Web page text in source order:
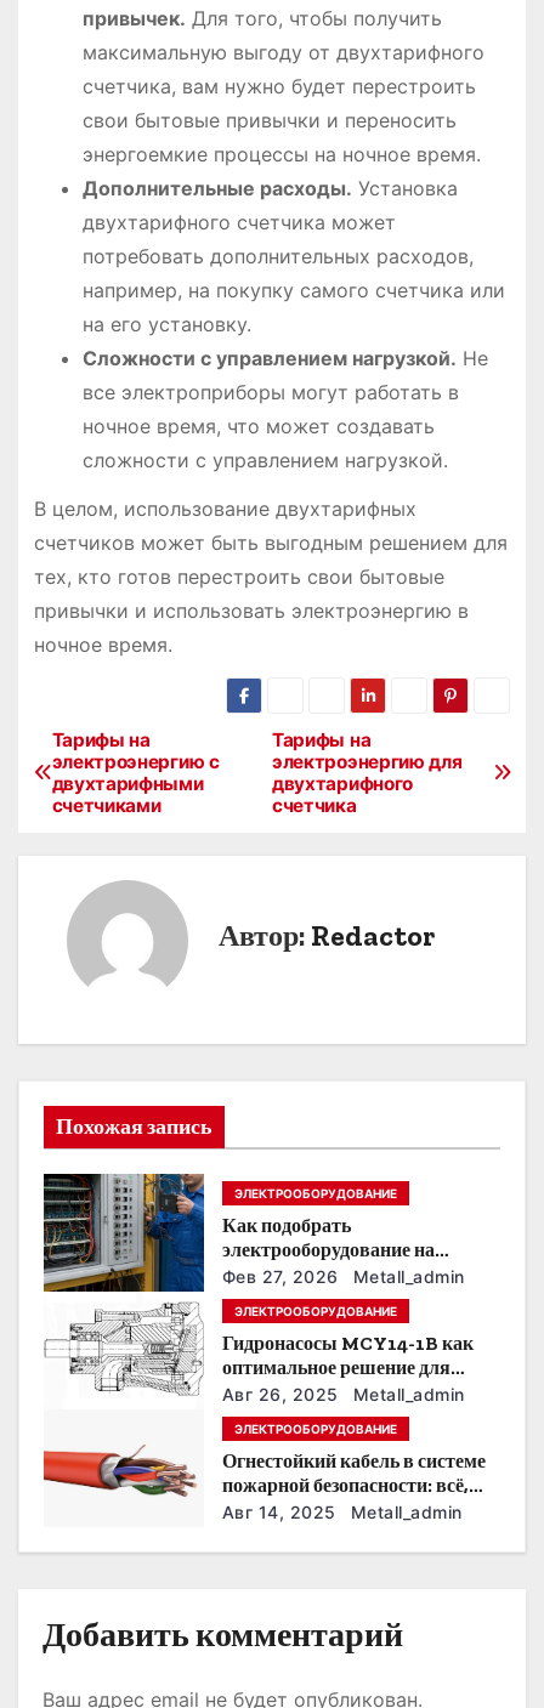
привычек. Для того, чтобы получить
максимальную выгоду от двухтарифного
счетчика, вам нужно будет перестроить
свои бытовые привычки и переносить
энергоемкие процессы на ночное время.
Дополнительные расходы. Установка
двухтарифного счетчика может
потребовать дополнительных расходов,
например, на покупку самого счетчика или
на его установку.
Сложности с управлением нагрузкой. Не
все электроприборы могут работать в
ночное время, что может создавать
сложности с управлением нагрузкой.
В целом, использование двухтарифных
счетчиков может быть выгодным решением для
тех, кто готов перестроить свои бытовые
привычки и использовать электроэнергию в
ночное время.
Н
ц
я
п
о
з
а
с
Тарифы на
электроэнергию для
двухтарифного
счетчика
Тарифы на
электроэнергию с
двухтарифными
счетчиками
Автор: Redactor
Похожая запись
ЭЛЕКТРООБОРУДОВАНИЕ
Как подобрать
электрооборудование на
предприятии под тяжелые
условия эксплуатации
Фев 27, 2026 Metall_admin
ЭЛЕКТРООБОРУДОВАНИЕ
Гидронасосы MCY14-1B как
оптимальное решение для
модернизации гидросистем
Авг 26, 2025 Metall_admin
ЭЛЕКТРООБОРУДОВАНИЕ
Огнестойкий кабель в системе
пожарной безопасности: всё,
что нужно знать
Авг 14, 2025 Metall_admin
Добавить комментарий
Ваш адрес email не будет опубликован.